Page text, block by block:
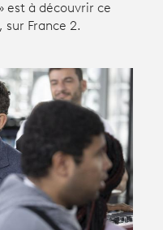
est à découvrir ce
France 2.